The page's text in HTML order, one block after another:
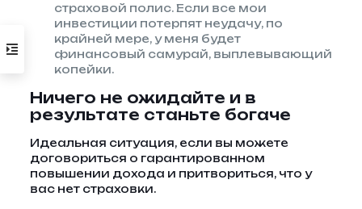
страховой полис. Если все мои
инвестиции потерпят неудачу, по
крайней мере, у меня будет
финансовый самурай, выплевывающий
копейки.
Ничего не ожидайте и в
результате станьте богаче
Идеальная ситуация, если вы можете
договориться о гарантированном
повышении дохода и притвориться, что у
вас нет страховки.